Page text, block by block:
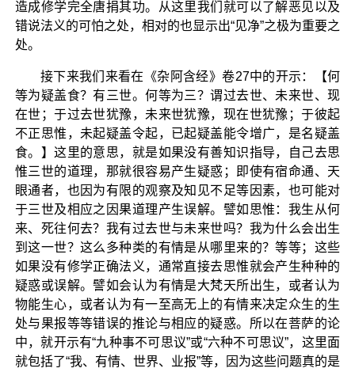
造成修学完全唐捐其功。从这里我们就可以了解恶见以及
错说法义的可怕之处，相对的也显示出“见净”之极为重要之
处。
接下来我们来看在《杂阿含经》卷27中的开示：【何
等为疑盖食？有三世。何等为三？谓过去世、未来世、现
在世；于过去世犹豫，未来世犹豫，现在世犹豫；于彼起
不正思惟，未起疑盖令起，已起疑盖能令增广，是名疑盖
食。】这里的意思，就是如果没有善知识指导，自己去思
惟三世的道理，那就很容易产生疑惑；即使有宿命通、天
眼通者，也因为有限的观察及知见不足等因素，也可能对
于三世及相应之因果道理产生误解。譬如思惟：我生从何
来、死往何去？我有过去世与未来世吗？我为什么会出生
到这一世？这么多种类的有情是从哪里来的？等等；这些
如果没有修学正确法义，通常直接去思惟就会产生种种的
疑惑或误解。譬如会认为有情是大梵天所出生，或者认为
物能生心，或者认为有一至高无上的有情来决定众生的生
处与果报等等错误的推论与相应的疑惑。所以在菩萨的论
中，就开示有“九种事不可思议”或“六种不可思议”，这里面
就包括了“我、有情、世界、业报”等，因为这些问题真的是